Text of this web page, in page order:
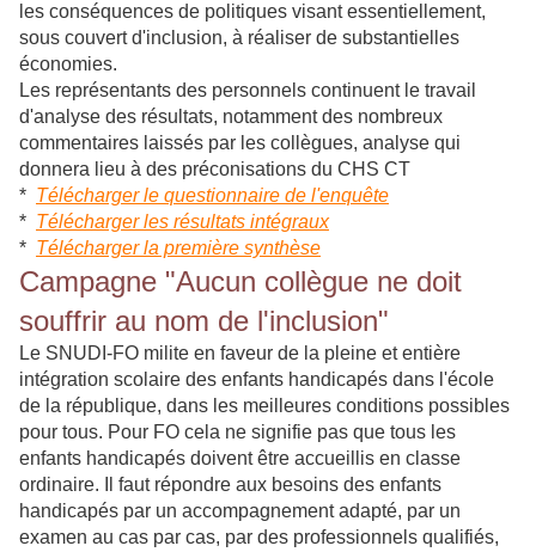
les conséquences de politiques visant essentiellement,
sous couvert d'inclusion, à réaliser de substantielles
économies.
Les représentants des personnels continuent le travail
d'analyse des résultats, notamment des nombreux
commentaires laissés par les collègues, analyse qui
donnera lieu à des préconisations du CHS CT
* Télécharger le questionnaire de l'enquête
* Télécharger les résultats intégraux
* Télécharger la première synthèse
Campagne "Aucun collègue ne doit
souffrir au nom de l'inclusion"
Le SNUDI-FO milite en faveur de la pleine et entière
intégration scolaire des enfants handicapés dans l'école
de la république, dans les meilleures conditions possibles
pour tous. Pour FO cela ne signifie pas que tous les
enfants handicapés doivent être accueillis en classe
ordinaire. Il faut répondre aux besoins des enfants
handicapés par un accompagnement adapté, par un
examen au cas par cas, par des professionnels qualifiés,